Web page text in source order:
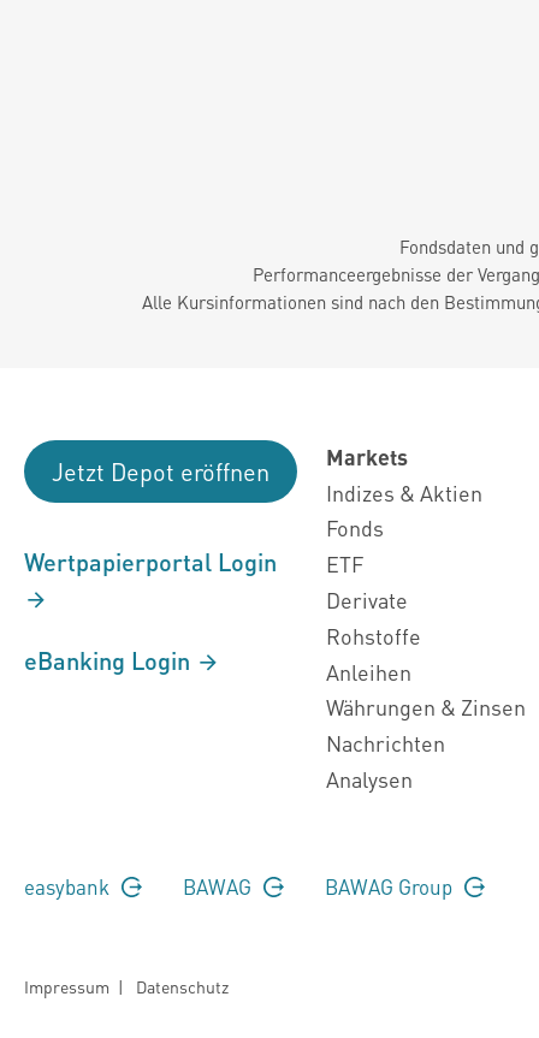
Fondsdaten und
Performanceergebnisse der
Alle Kursinformationen sind nach den
Jetzt Depot eröffnen
Wertpapierportal Login
eBanking Login
Markets
Indizes & Aktien
Fonds
ETF
Derivate
Rohstoffe
Anleihen
Währungen & Zinsen
Nachrichten
Analysen
easybank BAWAG BAWAG Group
Impressum | Datenschutz